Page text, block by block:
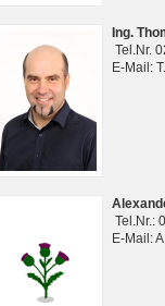
Ing.
Tel.Nr.
E-Mail:
Tel.Nr.:
E-Mail: